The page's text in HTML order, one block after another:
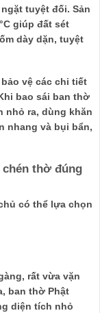
tuyệt đối. Sản
giúp đất sét
dày dặn, tuyệt
vệ các chi tiết
bao sái ban thờ
nhỏ ra, dùng khăn
nhang và bụi bẩn,
thờ đúng
có thể lựa chọn
rất vừa vặn
ban thờ Phật
diện tích nhỏ